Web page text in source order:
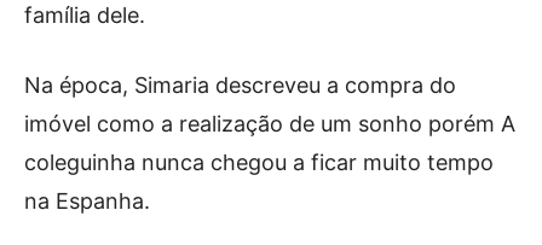
família dele.
Na época, Simaria descreveu a compra do
imóvel como a realização de um sonho porém A
coleguinha nunca chegou a ficar muito tempo
na Espanha.